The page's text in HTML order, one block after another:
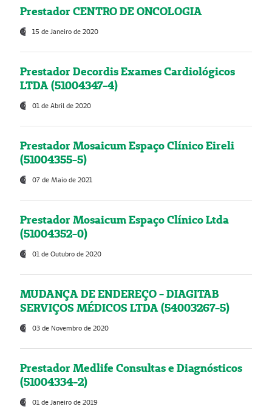
Prestador CENTRO DE ONCOLOGIA
15 de Janeiro de 2020
Prestador Decordis Exames Cardiológicos
LTDA (51004347-4)
01 de Abril de 2020
Prestador Mosaicum Espaço Clínico Eireli
(51004355-5)
07 de Maio de 2021
Prestador Mosaicum Espaço Clínico Ltda
(51004352-0)
01 de Outubro de 2020
MUDANÇA DE ENDEREÇO - DIAGITAB
SERVIÇOS MÉDICOS LTDA (54003267-5)
03 de Novembro de 2020
Prestador Medlife Consultas e Diagnósticos
(51004334-2)
01 de Janeiro de 2019